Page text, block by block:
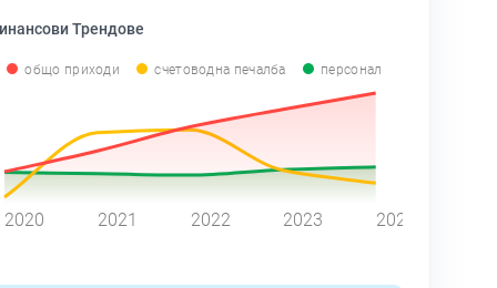
Трендове
общо приходи счетоводна печалба персонал
2020 2021 2022 2023 2024